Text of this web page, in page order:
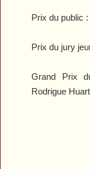
Prix du public
Prix du jury
Grand Prix
Rodrigue Huart